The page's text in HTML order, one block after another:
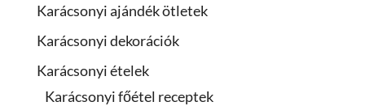
Karácsonyi ajándék ötletek
Karácsonyi dekorációk
Karácsonyi ételek
Karácsonyi főétel receptek